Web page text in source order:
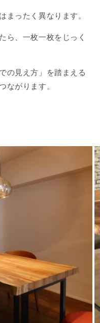
まったく異なります。
ら、一枚一枚をじっく
の見え方」を踏まえる
ながります。